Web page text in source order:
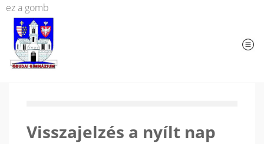
ez a gomb
Visszajelzés a nyílt nap